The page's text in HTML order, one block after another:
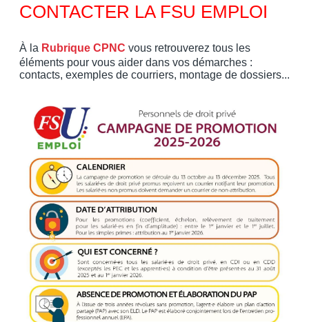
CONTACTER LA FSU EMPLOI
À la Rubrique CPNC vous retrouverez tous les
éléments pour vous aider dans vos démarches :
contacts, exemples de courriers, montage de dossiers...